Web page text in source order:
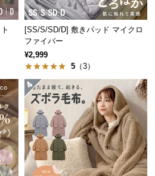
[SS/S/SD/D] 敷きパッド マイクロ
ファイバー
¥2,999
5 （3）